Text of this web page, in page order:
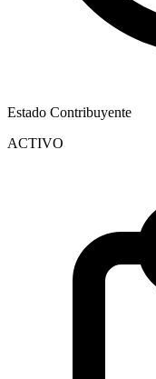
Estado Contribuyente
ACTIVO